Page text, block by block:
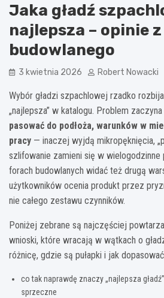
Jaka gładź
najlepsza – opinie
budowlanego
3 kwietnia 2026 Robert Nowacki
Wybór gładzi szpachlowej rzadko
„najlepsza” w katalogu. Problem
pasować do podłoża, warunków w
pracy — inaczej wyjdą mikropęknięcia,
szlifowanie zamieni się w wielogodzinne
forach budowlanych widać też drugą
użytkowników ocenia produkt przez
nie całego zestawu czynników.
Poniżej zebrane są najczęściej
wnioski, które wracają w wątkach o
różnicę, gdzie są pułapki i jak
co tak naprawdę znaczy „najlepsza
sprzeczne